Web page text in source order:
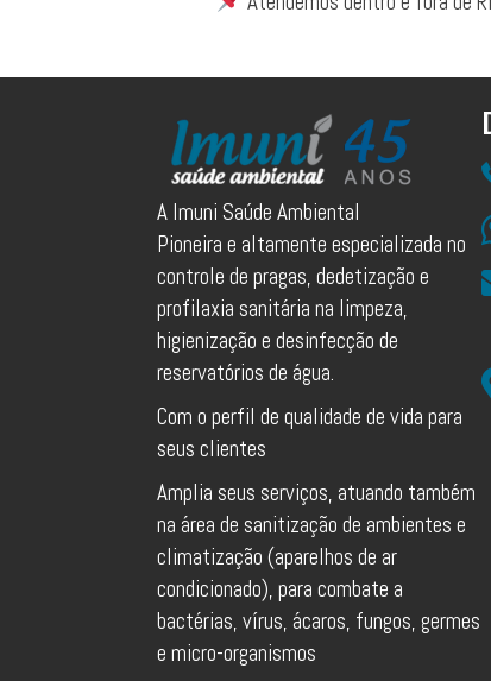
A Imuni Saúde Ambiental
Pioneira e altamente especializada no
controle de pragas, dedetização e
profilaxia sanitária na limpeza,
higienização e desinfecção de
reservatórios de água.
Com o perfil de qualidade de vida para
seus clientes
Amplia seus serviços, atuando também
na área de sanitização de ambientes e
climatização (aparelhos de ar
condicionado), para combate a
bactérias, vírus, ácaros, fungos, germes
e micro-organismos